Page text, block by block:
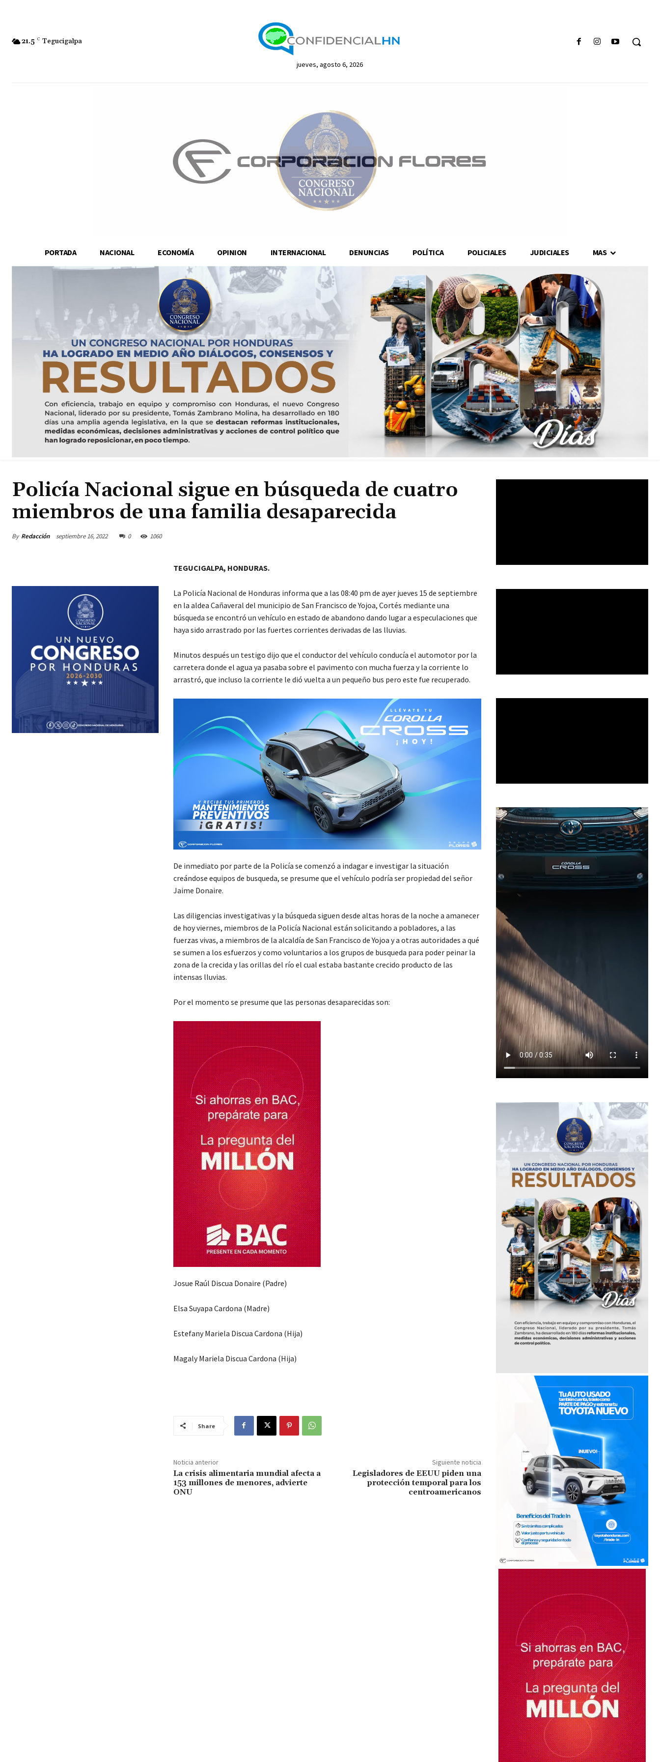
21.5 C Tegucigalpa
jueves, agosto 6, 2026
PORTADA NACIONAL ECONOMÍA OPINION INTERNACIONAL DENUNCIAS POLÍTICA POLICIALES JUDICIALES MAS
Policía Nacional sigue en búsqueda de cuatro
miembros de una familia desaparecida
By Redacción septiembre 16, 2022 0 1060
TEGUCIGALPA, HONDURAS.
La Policía Nacional de Honduras informa que a las 08:40 pm de ayer jueves 15 de septiembre
en la aldea Cañaveral del municipio de San Francisco de Yojoa, Cortés mediante una
búsqueda se encontró un vehículo en estado de abandono dando lugar a especulaciones que
haya sido arrastrado por las fuertes corrientes derivadas de las lluvias.
Minutos después un testigo dijo que el conductor del vehículo conducía el automotor por la
carretera donde el agua ya pasaba sobre el pavimento con mucha fuerza y la corriente lo
arrastró, que incluso la corriente le dió vuelta a un pequeño bus pero este fue recuperado.
De inmediato por parte de la Policía se comenzó a indagar e investigar la situación
creándose equipos de busqueda, se presume que el vehículo podría ser propiedad del señor
Jaime Donaire.
Las diligencias investigativas y la búsqueda siguen desde altas horas de la noche a amanecer
de hoy viernes, miembros de la Policía Nacional están solicitando a pobladores, a las
fuerzas vivas, a miembros de la alcaldía de San Francisco de Yojoa y a otras autoridades a qué
se sumen a los esfuerzos y como voluntarios a los grupos de busqueda para poder peinar la
zona de la crecida y las orillas del río el cual estaba bastante crecido producto de las
intensas lluvias.
Por el momento se presume que las personas desaparecidas son:
Josue Raúl Discua Donaire (Padre)
Elsa Suyapa Cardona (Madre)
Estefany Mariela Discua Cardona (Hija)
Magaly Mariela Discua Cardona (Hija)
Share
Noticia anterior
La crisis alimentaria mundial afecta a
153 millones de menores, advierte
ONU
Siguiente noticia
Legisladores de EEUU piden una
protección temporal para los
centroamericanos